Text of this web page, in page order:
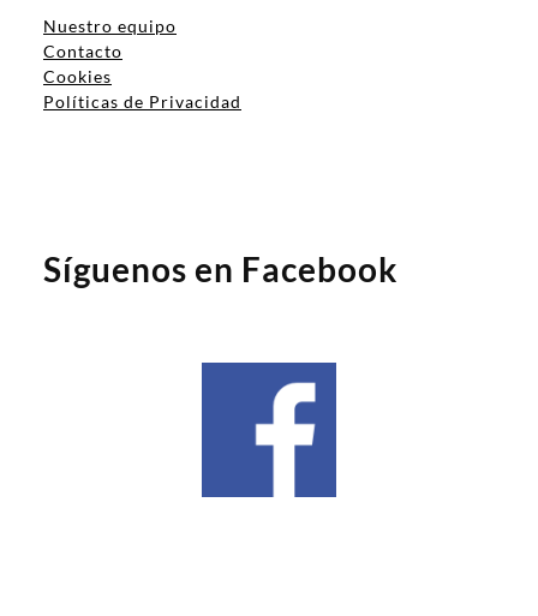
Nuestro equipo
Contacto
Cookies
Políticas de Privacidad
Síguenos en Facebook